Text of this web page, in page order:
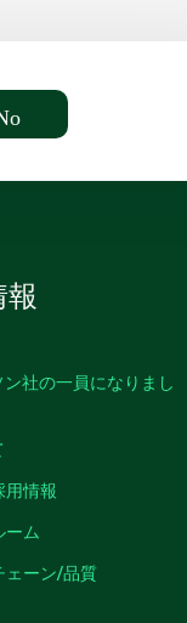
社の一員になりまし
用情報
ーム
ェーン/品質